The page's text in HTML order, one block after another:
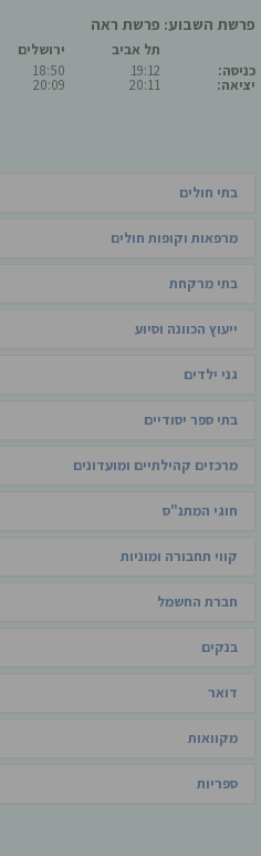
פרשת השבוע: פרשת ראה
כניסה:
יציאה:
תל אביב
19:12
20:11
ירושלים
18:50
20:09
בתי חולים
מרפאות וקופות חולים
בתי מרקחת
ייעוץ הכוונה וסיוע
גני ילדים
בתי ספר יסודיים
מרכזים קהילתיים ומועדונים
חוגי המתנ"ס
קווי תחבורה ומוניות
חברת החשמל
בנקים
דואר
מקוואות
ספריות